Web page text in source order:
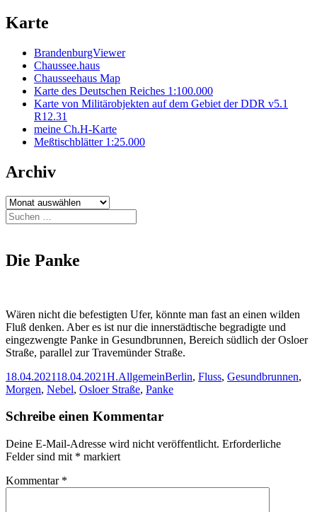
Karte
BrandenburgViewer
Chaussee.haus
Chausseehaus Map
Karte des Deutschen Reiches 1:100.000
Karte von Militärobjekten auf dem Gebiet der DDR v5.1
R12.31
meine Ch.H-Karte
Meßtischblätter 1:25.000
Archiv
Archiv
Suchen
nach:
Die Panke
Wären nicht die befestigten Ufer, könnte man fast an einen wilden
Fluß denken. Aber es ist nur die innerstädtische begradigte und
eingezwengte Panke in Gesundbrunnen, Bereich südlich der Osloer
Straße, parallel zur Travemünder Straße.
Veröffentlicht
am
18.04.202118.04.2021Autor
H.Kategorien
AllgemeinSchlagwörter
Berlin, Fluss, Gesundbrunnen,
Morgen, Nebel, Osloer Straße, Panke
Schreibe einen Kommentar
Deine E-Mail-Adresse wird nicht veröffentlicht. Erforderliche
Felder sind mit * markiert
Kommentar *